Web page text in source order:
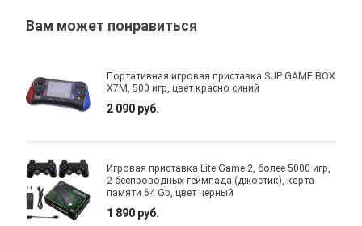
Вам может понравиться
Портативная игровая приставка SUP GAME BOX
X7M, 500 игр, цвет красно синий
2 090 руб.
Игровая приставка Lite Game 2, более 5000 игр,
2 беспроводных геймпада (джостик), карта
памяти 64 Gb, цвет черный
1 890 руб.